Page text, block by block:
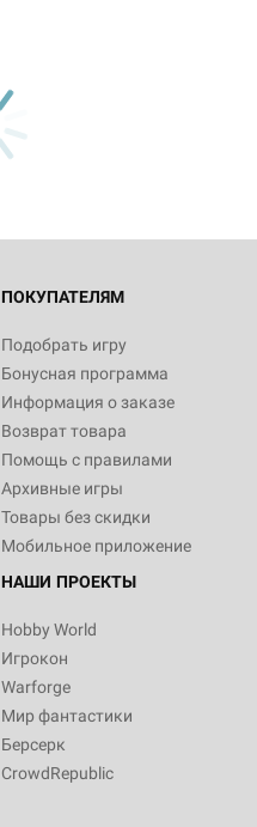
ПОКУПАТЕЛЯМ
Подобрать игру
Бонусная программа
Информация о заказе
Возврат товара
Помощь с правилами
Архивные игры
Товары без скидки
Мобильное приложение
НАШИ ПРОЕКТЫ
Hobby World
Игрокон
Warforge
Мир фантастики
Берсерк
CrowdRepublic